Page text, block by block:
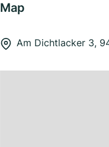
Map
Am Dichtlacker 3,